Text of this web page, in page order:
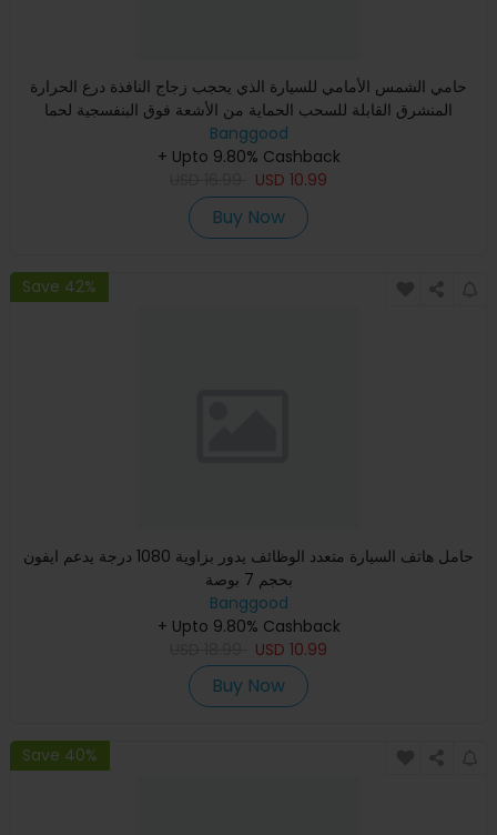
حامي الشمس الأمامي للسيارة الذي يحجب زجاج النافذة درع الحرارة
المنشرق القابلة للسحب الحماية من الأشعة فوق البنفسجية لحما
Banggood
+ Upto 9.80% Cashback
USD 10.99
Buy Now
Save 42%
حامل هاتف السيارة متعدد الوظائف يدور بزاوية 1080 درجة يدعم ايفون
بحجم 7 بوصة
Banggood
+ Upto 9.80% Cashback
USD 10.99
Buy Now
Save 40%